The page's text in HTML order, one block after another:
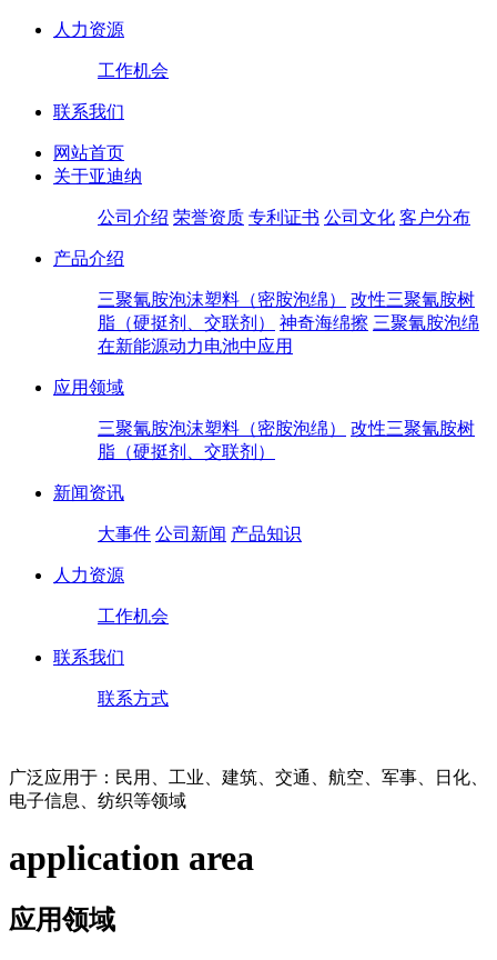
人力资源
工作机会
联系我们
网站首页
关于亚迪纳
公司介绍 荣誉资质 专利证书 公司文化 客户分布
产品介绍
三聚氰胺泡沫塑料（密胺泡绵）
改性三聚氰胺树
脂（硬挺剂、交联剂）
神奇海绵擦 三聚氰胺泡绵
在新能源动力电池中应用
应用领域
三聚氰胺泡沫塑料（密胺泡绵）
改性三聚氰胺树
脂（硬挺剂、交联剂）
新闻资讯
大事件 公司新闻 产品知识
人力资源
工作机会
联系我们
联系方式
广泛应用于：民用、工业、建筑、交通、航空、军事、日化、
电子信息、纺织等领域
application area
应用领域